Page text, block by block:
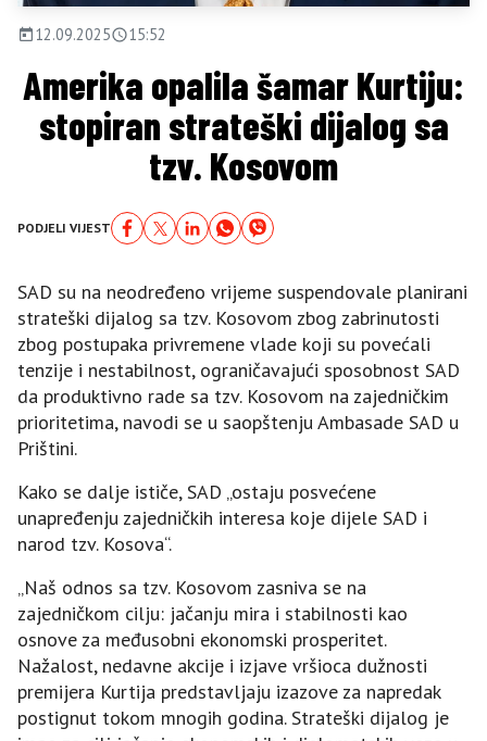
12.09.2025 15:52
Amerika opalila šamar Kurtiju:
stopiran strateški dijalog sa
tzv. Kosovom
PODJELI VIJEST
SAD su na neodređeno vrijeme suspendovale planirani
strateški dijalog sa tzv. Kosovom zbog zabrinutosti
zbog postupaka privremene vlade koji su povećali
tenzije i nestabilnost, ograničavajući sposobnost SAD
da produktivno rade sa tzv. Kosovom na zajedničkim
prioritetima, navodi se u saopštenju Ambasade SAD u
Prištini.
Kako se dalje ističe, SAD „ostaju posvećene
unapređenju zajedničkih interesa koje dijele SAD i
narod tzv. Kosova“.
„Naš odnos sa tzv. Kosovom zasniva se na
zajedničkom cilju: jačanju mira i stabilnosti kao
osnove za međusobni ekonomski prosperitet.
Nažalost, nedavne akcije i izjave vršioca dužnosti
premijera Kurtija predstavljaju izazove za napredak
postignut tokom mnogih godina. Strateški dijalog je